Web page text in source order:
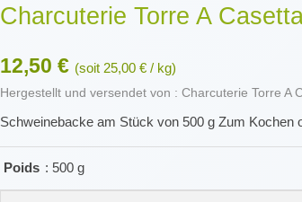
Charcuterie Torre A
12,50 € (soit 25,00 € / kg)
Hergestellt und versendet von : Charcuterie Torre A
Schweinebacke am Stück von 500 g Zum Kochen
Poids : 500 g